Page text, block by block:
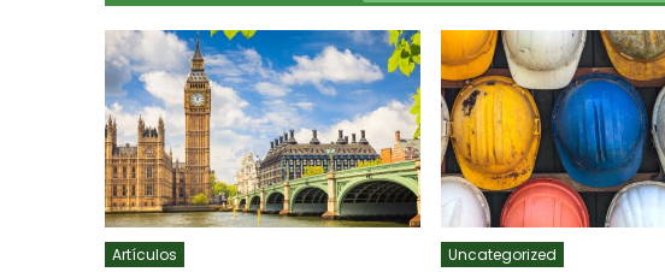
Artículos Uncategorized